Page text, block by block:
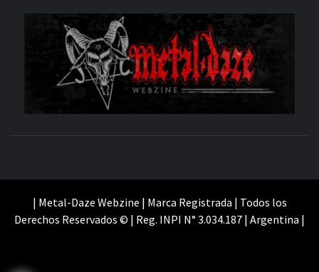
| Metal-Daze Webzine | Marca Registrada | Todos los
Derechos Reservados © | Reg. INPI N° 3.034.187 | Argentina |